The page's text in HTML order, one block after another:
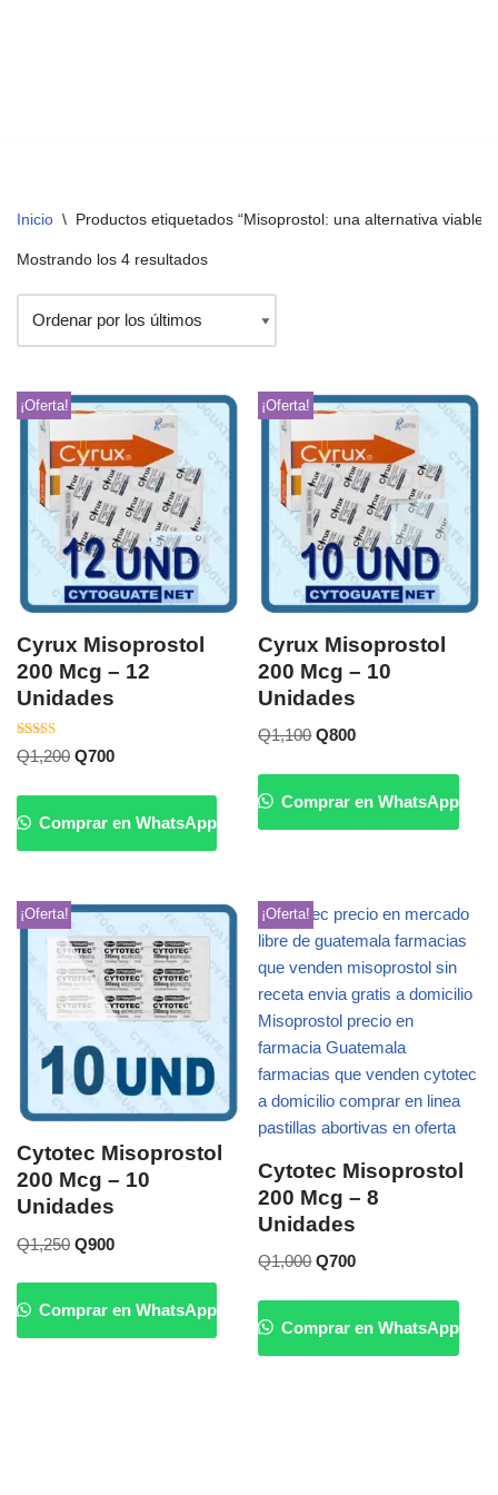
Inicio \ Productos etiquetados “Misoprostol: una alternativa viable
Mostrando los 4 resultados
¡Oferta!
Cyrux Misoprostol
200 Mcg – 12
Unidades
Valorado
con
Q1,200 Q700
Comprar en WhatsApp
¡Oferta!
Cyrux Misoprostol
200 Mcg – 10
Unidades
Q1,100 Q800
Comprar en WhatsApp
¡Oferta!
Cytotec Misoprostol
200 Mcg – 10
Unidades
Q1,250 Q900
Comprar en WhatsApp
¡Oferta!
Cytotec Misoprostol
200 Mcg – 8
Unidades
Q1,000 Q700
Comprar en WhatsApp